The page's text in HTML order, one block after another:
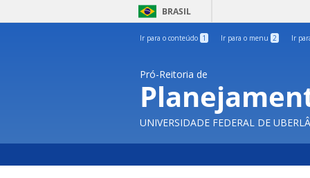
BRASIL
Ir para o conteúdo 1 Ir para o menu 2 Ir
Pró-Reitoria de
UNIVERSIDADE FEDERAL DE